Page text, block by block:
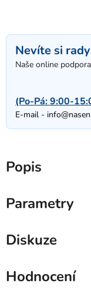
Nevíte si
Naše online
(Po-Pá: 9:00-
E-mail -
Popis
Parametry
Diskuze
Hodnocení